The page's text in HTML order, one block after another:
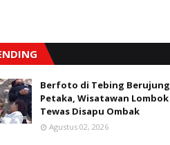
Berfoto di Tebing Berujung
Petaka, Wisatawan Lombok
Tewas Disapu Ombak
Agustus 02, 2026